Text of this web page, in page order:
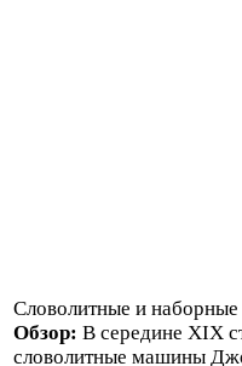
Словолитные и
Обзор: В середине XIX
словолитные машины